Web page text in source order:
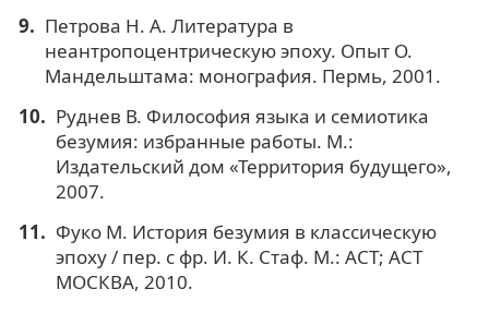
Петрова Н. А. Литература в
неантропоцентрическую эпоху. Опыт О.
Мандельштама: монография. Пермь, 2001.
Руднев В. Философия языка и семиотика
безумия: избранные работы. М.:
Издательский дом «Территория будущего»,
2007.
Фуко М. История безумия в классическую
эпоху / пер. с фр. И. К. Стаф. М.: ACT; ACT
МОСКВА, 2010.